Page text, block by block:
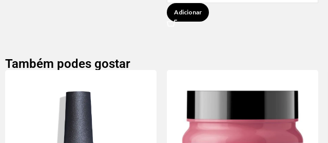
Adicionar
Também podes gostar